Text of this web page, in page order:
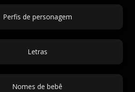
Perfis de personagem
Letras
Nomes de bebê